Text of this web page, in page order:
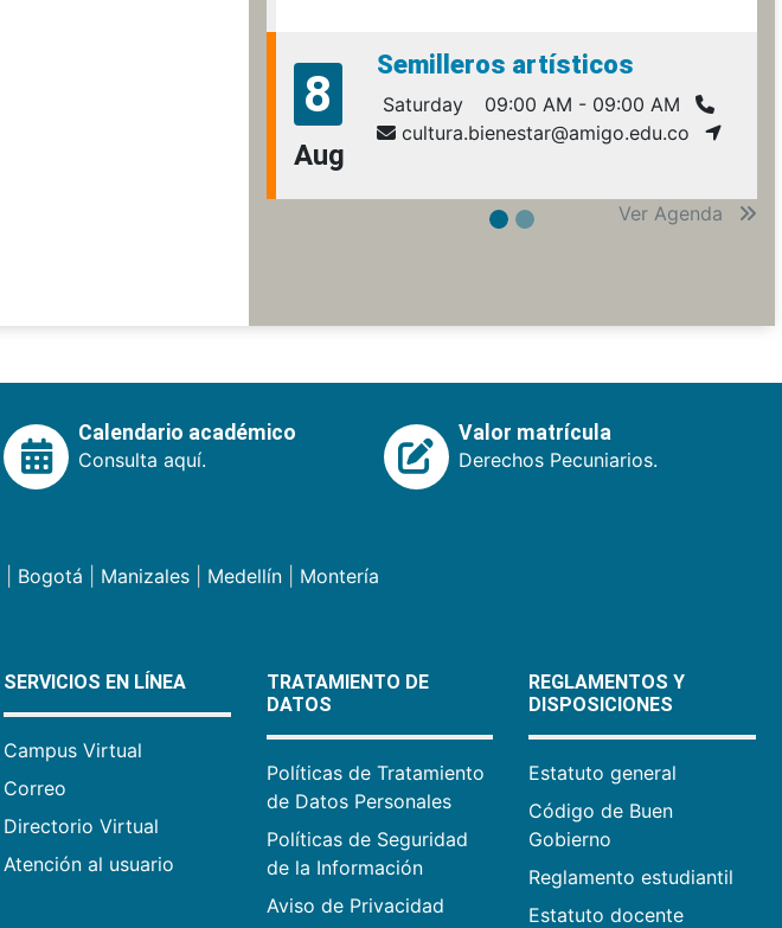
8
Aug
Semilleros artísticos
Saturday
09:00 AM - 09:00 AM
cultura.bienestar@amigo.edu.co
Ver Agenda
Calendario académico
Consulta aquí.
Valor matrícula
Derechos Pecuniarios.
Bogotá Manizales| Medellín| Montería
SERVICIOS EN LÍNEA
Campus Virtual
Correo
Directorio Virtual
Atención al usuario
TRATAMIENTO DE
DATOS
Políticas de Tratamiento
de Datos Personales
Políticas de Seguridad
de la Información
Aviso de Privacidad
REGLAMENTOS Y
DISPOSICIONES
Estatuto general
Código de Buen
Gobierno
Reglamento estudiantil
Estatuto docente